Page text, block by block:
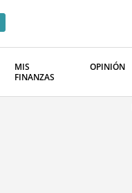
MIS
FINANZAS
OPINIÓN